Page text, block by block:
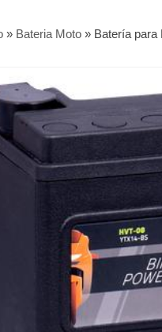
» Bateria Moto» Batería para